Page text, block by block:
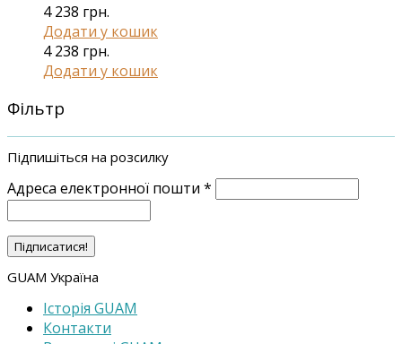
4 238 грн.
Додати у кошик
4 238 грн.
Додати у кошик
Фільтр
Підпишіться на розсилку
Адреса електронної пошти *
GUAM Україна
Історія GUAM
Контакти